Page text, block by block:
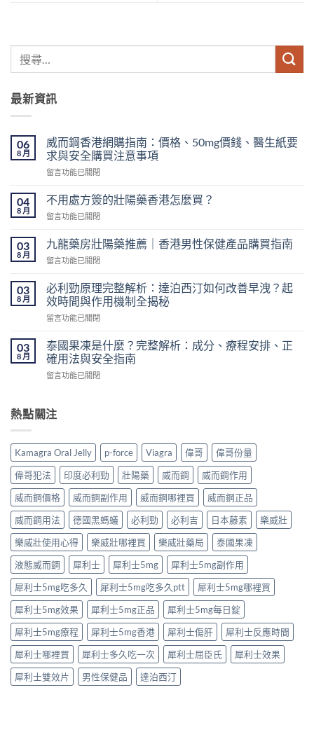
最新資訊
06
8 月
威而鋼香港網購指南：價格、50mg價錢、醫生紙要
求與安全購買注意事項
在
而
鋼
香
網
購
指
價
格、
50mg
錢、
醫
生
紙
與
安
購
買
注
意
事
項〉
中
留言功能已關閉
04
8 月
不用處方簽的壯陽藥香港怎麼買？
在
用
處
方
的
壯
藥
港
怎
麼
買？〉
留言功能已關閉
03
8 月
九龍藥房壯陽藥推薦｜香港男性保健產品購買指南
在
龍
藥
房
壯
藥
推
薦
｜
男
健
產
品
購
買
指
南〉
中
留言功能已關閉
03
8 月
必利勁原理完整解析：達泊西汀如何改善早洩？起
效時間與作用機制全揭秘
在
利
勁
原
理
解
西
汀
如
何
改
善
早
洩？
起
效
時
間
與
作
用
機
制
全
揭
秘〉
留言功能已關閉
03
8 月
泰國果凍是什麼？完整解析：成分、療程安排、正
確用法與安全指南
在
果
凍
什
麼？
完
整
解
析：
成
分、
療
程
安
排、
正
確
用
法
與
安
全
指
南〉
留言功能已關閉
熱點關注
Kamagra Oral Jelly p-force Viagra 偉哥
偉哥份量
偉哥犯法
印度必利勁 壯陽藥 威而鋼
威而鋼作用
威而鋼價格
威而鋼副作用 威而鋼哪裡買
威而鋼正品
威而鋼用法
德國黑螞蟻 必利勁 必利吉 日本藤素
樂威壯
樂威壯使用心得
樂威壯哪裡買 樂威壯藥局
泰國果凍
液態威而鋼
犀利士 犀利士5mg
犀利士5mg副作用
犀利士5mg吃多久
犀利士5mg吃多久ptt
犀利士5mg哪裡買
犀利士5mg效果
犀利士5mg正品
犀利士5mg每日錠
犀利士5mg療程
犀利士5mg香港 犀利士傷肝
犀利士反應時間
犀利士哪裡買
犀利士多久吃一次 犀利士屈臣氏
犀利士效果
犀利士雙效片
男性保健品 達泊西汀